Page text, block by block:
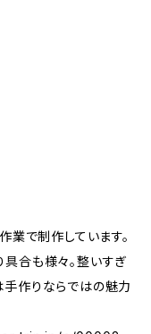
業で制作しています。
合も様々。整いすぎ
作りならではの魅力